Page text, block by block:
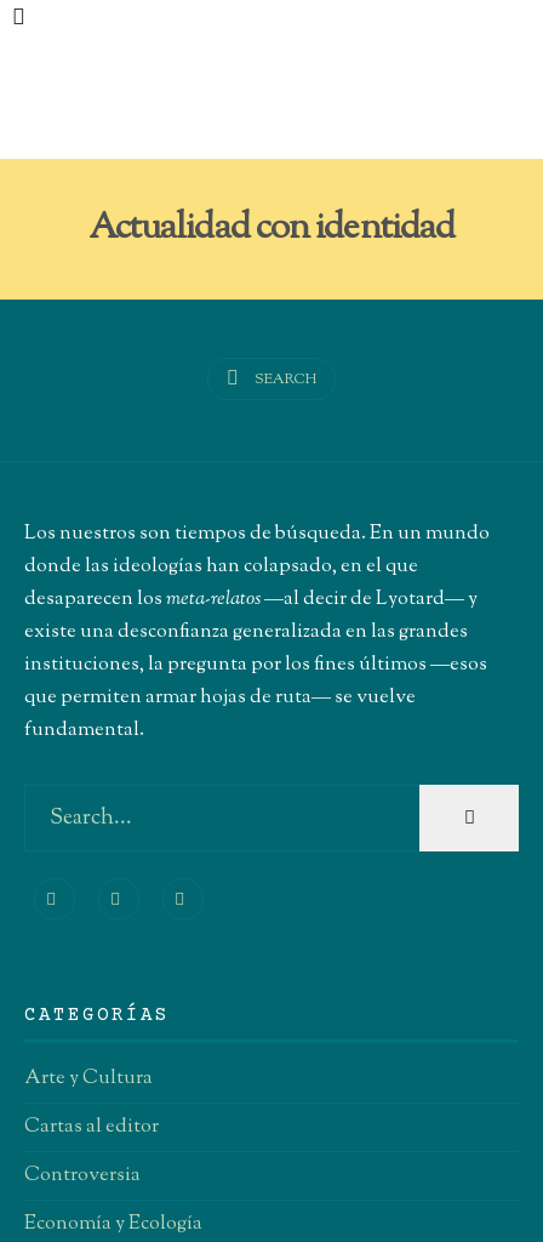
Actualidad con identidad
SEARCH
Los nuestros son tiempos de búsqueda. En un mundo
donde las ideologías han colapsado, en el que
desaparecen losmeta-relatos―al decir de Lyotard― y
existe una desconfianza generalizada en las grandes
instituciones, la pregunta por los fines últimos ―esos
que permiten armar hojas de ruta― se vuelve
fundamental.
CATEGORÍAS
Arte y Cultura
Cartas al editor
Controversia
Economía y Ecología